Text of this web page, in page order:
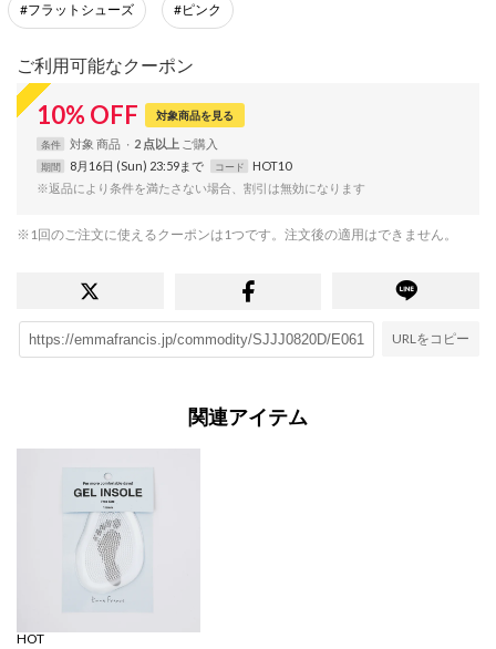
#フラットシューズ #ピンク
ご利用可能なクーポン
10% OFF 対象商品を見る
条件 対象 商品 2 点以上
期間 8月16日 (Sun) 23:59まで コード
HOT10
※返品により条件を満たさない場合、割引は無効になります
※1回のご注文に使えるクーポンは1つです。注文後の適用はできません。
URLをコピー
関連アイテム
HOT